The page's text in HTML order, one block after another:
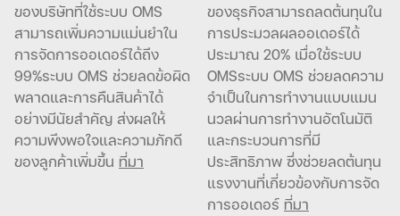
ของบริษัทที่ใช้ระบบ OMS
สามารถเพิ่มความแม่นยำใน
การจัดการออเดอร์ได้ถึง
99%ระบบ OMS ช่วยลดข้อผิด
พลาดและการคืนสินค้าได้
อย่างมีนัยสำคัญ ส่งผลให้
ความพึงพอใจและความภักดี
ของลูกค้าเพิ่มขึ้น ที่มา
ของธุรกิจสามารถลดต้นทุนใน
การประมวลผลออเดอร์ได้
ประมาณ 20% เมื่อใช้ระบบ
OMSระบบ OMS ช่วยลดความ
จำเป็นในการทำงานแบบแมน
นวลผ่านการทำงานอัตโนมัติ
และกระบวนการที่มี
ประสิทธิภาพ ซึ่งช่วยลดต้นทุน
แรงงานที่เกี่ยวข้องกับการจัด
การออเดอร์ ที่มา